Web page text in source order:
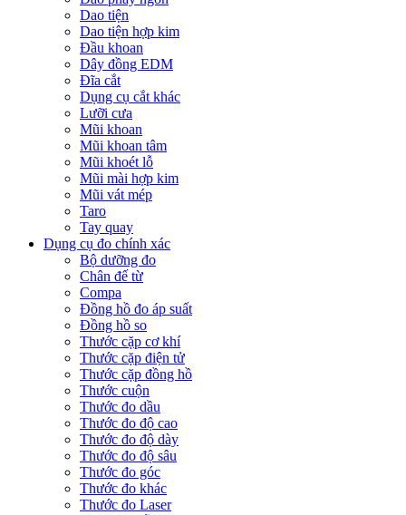
Dao tiện
Dao tiện hợp kim
Đầu khoan
Dây đồng EDM
Đĩa cắt
Dụng cụ cắt khác
Lưỡi cưa
Mũi khoan
Mũi khoan tâm
Mũi khoét lỗ
Mũi mài hợp kim
Mũi vát mép
Taro
Tay quay
Dụng cụ đo chính xác
Bộ dưỡng đo
Chân đế từ
Compa
Đồng hồ đo áp suất
Đồng hồ so
Thước cặp cơ khí
Thước cặp điện tử
Thước cặp đồng hồ
Thước cuộn
Thước đo dầu
Thước đo độ cao
Thước đo độ dày
Thước đo độ sâu
Thước đo góc
Thước đo khác
Thước đo Laser